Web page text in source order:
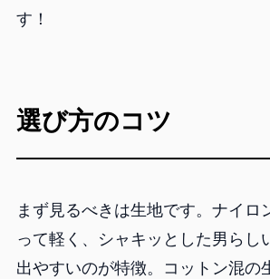
す！
選び方のコツ
まず見るべきは生地です。ナイロ
って軽く、シャキッとした男らし
出やすいのが特徴。コットン混の